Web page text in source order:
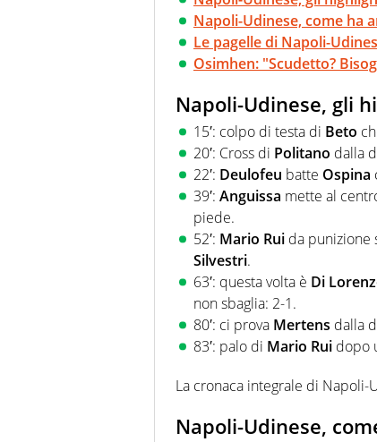
Napoli-Udinese, come ha
Le pagelle di Napoli-
Osimhen: "Scudetto?
Napoli-Udinese, gli
15′: colpo di testa di Beto
20′: Cross di Politano dalla
22′: Deulofeu batte Ospina
39′: Anguissa mette al
piede.
52′: Mario Rui da punizione
Silvestri.
63′: questa volta è Di
non sbaglia: 2-1.
80′: ci prova Mertens dalla
83′: palo di Mario Rui dopo
La cronaca integrale di Napoli-
Napoli-Udinese,